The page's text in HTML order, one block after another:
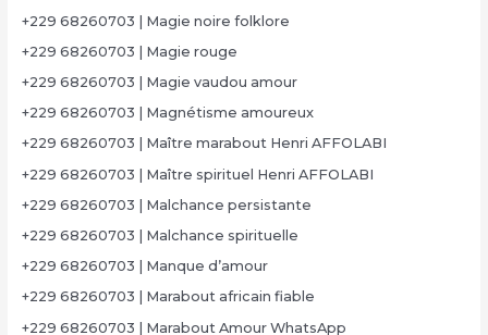
+229 68260703 | Magie noire folklore
+229 68260703 | Magie rouge
+229 68260703 | Magie vaudou amour
+229 68260703 | Magnétisme amoureux
+229 68260703 | Maître marabout Henri AFFOLABI
+229 68260703 | Maître spirituel Henri AFFOLABI
+229 68260703 | Malchance persistante
+229 68260703 | Malchance spirituelle
+229 68260703 | Manque d’amour
+229 68260703 | Marabout africain fiable
+229 68260703 | Marabout Amour WhatsApp